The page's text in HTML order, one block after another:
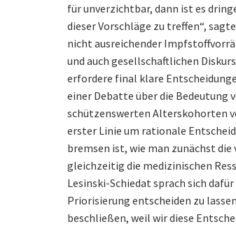
für unverzichtbar, dann ist es
dieser Vorschläge zu treffen“,
nicht ausreichender
und auch gesellschaftlichen
erfordere final klare
einer Debatte über die Bedeutung
schützenswerten Alterskohorten
erster Linie um rationale
bremsen ist, wie man zunächst
gleichzeitig die medizinischen
Lesinski-Schiedat sprach sich
Priorisierung entscheiden zu
beschließen, weil wir diese